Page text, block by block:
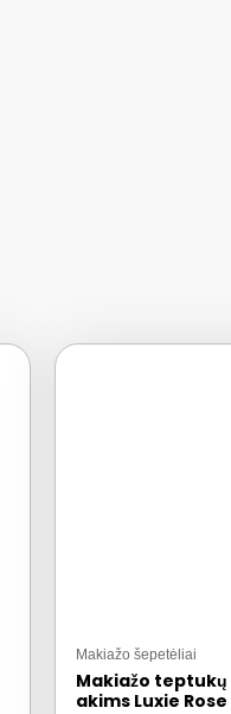
Makiažo šepetėliai
Makiažo
akims Luxie